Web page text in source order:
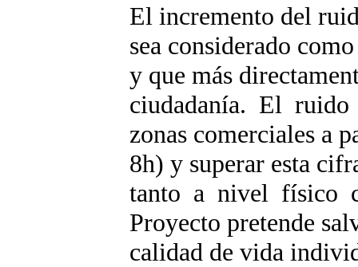
El incremento del
sea considerado
y que más
ciudadanía. El
zonas comerciales a
8h) y superar esta
tanto a nivel físico
Proyecto pretende
calidad de vida